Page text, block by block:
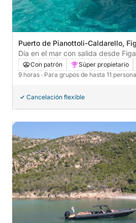
Puerto de Pianottoli-Caldarello,
Día en el mar con salida desde
Con patrón Súper propietario
9 horas · Para grupos de hasta 11
Cancelación flexible